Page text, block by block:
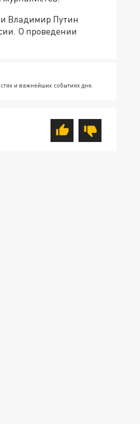
Владимир Путин
О проведении
и важнейших событиях дня.